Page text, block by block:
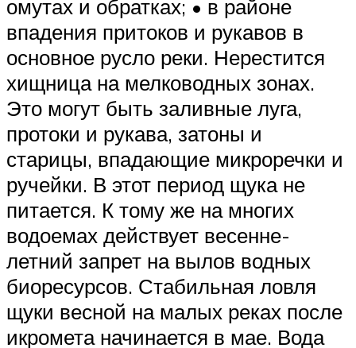
омутах и обратках; • в районе
впадения притоков и рукавов в
основное русло реки. Нерестится
хищница на мелководных зонах.
Это могут быть заливные луга,
протоки и рукава, затоны и
старицы, впадающие микроречки и
ручейки. В этот период щука не
питается. К тому же на многих
водоемах действует весенне-
летний запрет на вылов водных
биоресурсов. Стабильная ловля
щуки весной на малых реках после
икромета начинается в мае. Вода